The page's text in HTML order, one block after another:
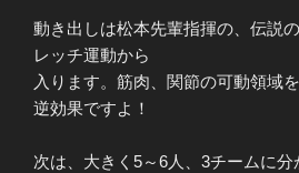
動き出しは松本先輩指揮の、伝説
レッチ運動から
入ります。筋肉、関節の可動領域
逆効果ですよ！
次は、大きく5～6人、3チームに